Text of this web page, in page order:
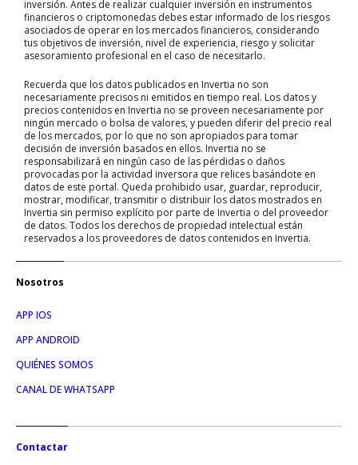
inversión. Antes de realizar cualquier inversión en instrumentos
financieros o criptomonedas debes estar informado de los riesgos
asociados de operar en los mercados financieros, considerando
tus objetivos de inversión, nivel de experiencia, riesgo y solicitar
asesoramiento profesional en el caso de necesitarlo.
Recuerda que los datos publicados en Invertia no son
necesariamente precisos ni emitidos en tiempo real. Los datos y
precios contenidos en Invertia no se proveen necesariamente por
ningún mercado o bolsa de valores, y pueden diferir del precio real
de los mercados, por lo que no son apropiados para tomar
decisión de inversión basados en ellos. Invertia no se
responsabilizará en ningún caso de las pérdidas o daños
provocadas por la actividad inversora que relices basándote en
datos de este portal. Queda prohibido usar, guardar, reproducir,
mostrar, modificar, transmitir o distribuir los datos mostrados en
Invertia sin permiso explícito por parte de Invertia o del proveedor
de datos. Todos los derechos de propiedad intelectual están
reservados a los proveedores de datos contenidos en Invertia.
Nosotros
APP IOS
APP ANDROID
QUIÉNES SOMOS
CANAL DE WHATSAPP
Contactar